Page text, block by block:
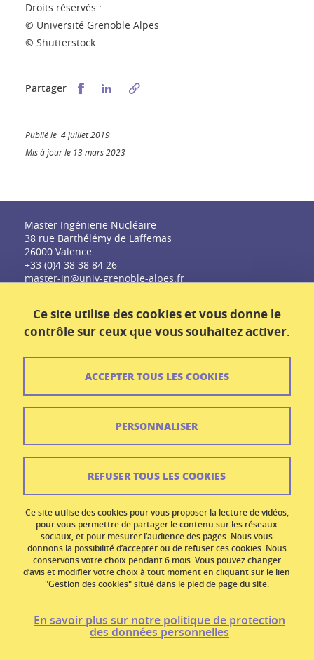
Droits réservés :
© Université Grenoble Alpes
© Shutterstock
Partager Partager sur Facebook
Partager sur LinkedIn
Publié le 4 juillet 2019
Mis à jour le 13 mars 2023
Master Ingénierie Nucléaire
38 rue Barthélémy de Laffemas
26000 Valence
+33 (0)4 38 38 84 26
master-in@univ-grenoble-alpes.fr
Plan du site
Données personnelles
Gestion des cookies
Accessibilité : non conforme
Politique des cookies
Ce site utilise des cookies et vous donne le
contrôle sur ceux que vous souhaitez activer.
Ce site utilise des cookies pour vous proposer la lecture de vidéos,
pour vous permettre de partager le contenu sur les réseaux
sociaux, et pour mesurer l’audience des pages. Nous vous
donnons la possibilité d’accepter ou de refuser ces cookies. Nous
conservons votre choix pendant 6 mois. Vous pouvez changer
d’avis et modifier votre choix à tout moment en cliquant sur le lien
"Gestion des cookies" situé dans le pied de page du site.
En savoir plus sur notre politique de protection
des données personnelles
ACCEPTER TOUS LES COOKIES
REFUSER TOUS LES COOKIES
PERSONNALISER